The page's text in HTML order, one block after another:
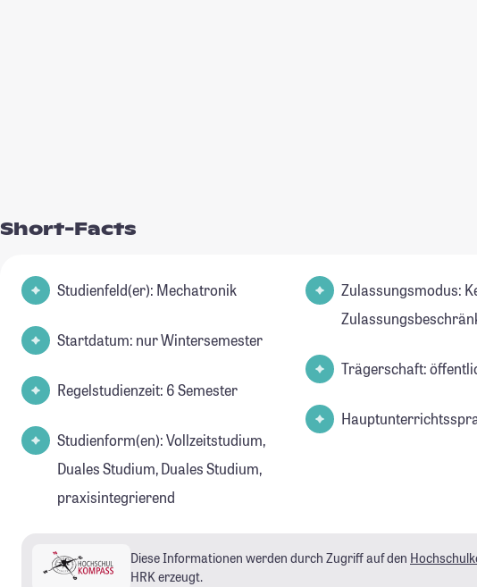
Short-Facts
Studienfeld(er): Mechatronik
Startdatum: nur Wintersemester
Regelstudienzeit: 6 Semester
Studienform(en): Vollzeitstudium,
Duales Studium, Duales Studium,
praxisintegrierend
Zulassungsmodus:
Trägerschaft:
Diese Informationen werden durch Zugriff auf den
HRK erzeugt.